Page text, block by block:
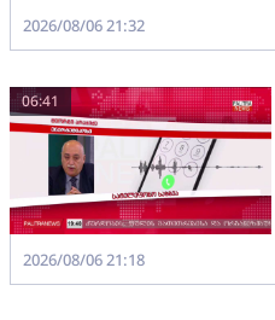
2026/08/06 21:32
06:41
2026/08/06 21:18